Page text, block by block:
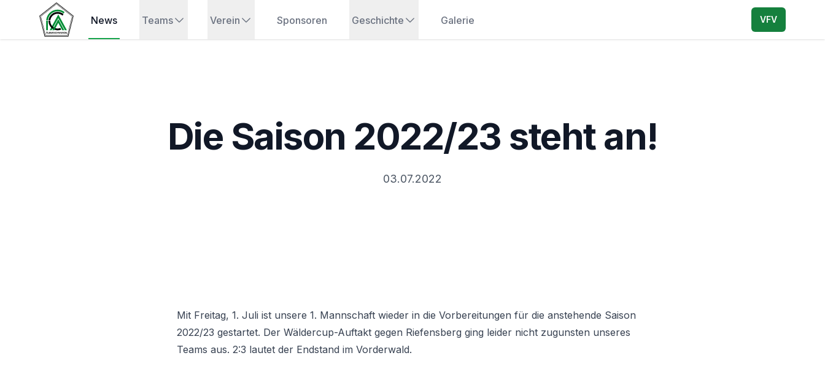
News Teams Verein Sponsoren Geschichte Galerie VFV
Die Saison 2022/23 steht an!
03.07.2022
Mit Freitag, 1. Juli ist unsere 1. Mannschaft wieder in die Vorbereitungen für die anstehende Saison
2022/23 gestartet. Der Wäldercup-Auftakt gegen Riefensberg ging leider nicht zugunsten unseres
Teams aus. 2:3 lautet der Endstand im Vorderwald.